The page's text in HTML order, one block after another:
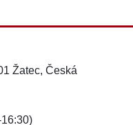
Žatec, Česká